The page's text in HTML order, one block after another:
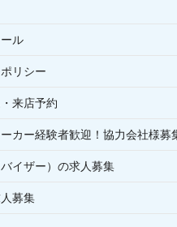
ル
リシー
来店予約
カー経験者歓迎！協力会社様募
イザー）の求人募集
募集